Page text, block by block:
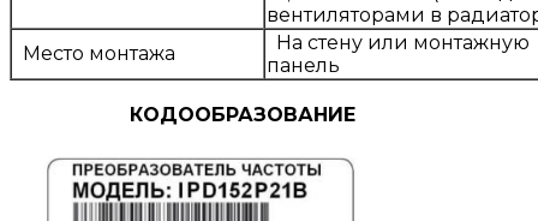
вентиляторами в
Место монтажа
На стену или монтажную
панель
КОДООБРАЗОВАНИЕ